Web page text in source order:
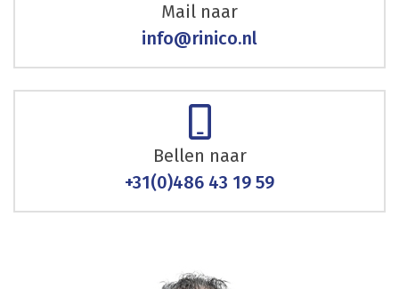
Mail naar
info@rinico.nl
Bellen naar
+31(0)486 43 19 59